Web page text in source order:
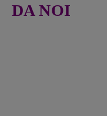
DA NOI